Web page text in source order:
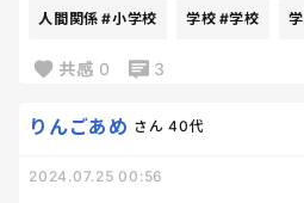
小学校の廊下が灼熱地獄なん
やっと出てきたと思ったら、
まさか1人15分の枠なのに、
人間関係 #小学校 学校 #学校
共感 0 3
りんごあめ さん 40代
2024.07.25 00:56